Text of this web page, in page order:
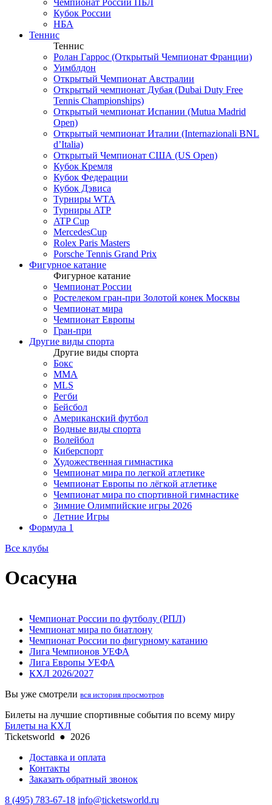
Чемпионат России ПБЛ
Кубок России
НБА
Теннис
Теннис
Ролан Гаррос (Открытый Чемпионат Франции)
Уимблдон
Открытый Чемпионат Австралии
Открытый чемпионат Дубая (Dubai Duty Free
Tennis Championships)
Открытый чемпионат Испании (Mutua Madrid
Open)
Открытый чемпионат Италии (Internazionali BNL
d’Italia)
Открытый Чемпионат США (US Open)
Кубок Кремля
Кубок Федерации
Кубок Дэвиса
Турниры WTA
Турниры ATP
ATP Cup
MercedesCup
Rolex Paris Masters
Porsche Tennis Grand Prix
Фигурное катание
Фигурное катание
Чемпионат России
Ростелеком гран-при Золотой конек Москвы
Чемпионат мира
Чемпионат Европы
Гран-при
Другие виды спорта
Другие виды спорта
Бокс
MMA
MLS
Регби
Бейсбол
Американский футбол
Водные виды спорта
Волейбол
Киберспорт
Художественная гимнастика
Чемпионат мира по легкой атлетике
Чемпионат Европы по лёгкой атлетике
Чемпионат мира по спортивной гимнастике
Зимние Олимпийские игры 2026
Летние Игры
Формула 1
Все клубы
Осасуна
Чемпионат России по футболу (РПЛ)
Чемпионат мира по биатлону
Чемпионат России по фигурному катанию
Лига Чемпионов УЕФА
Лига Европы УЕФА
КХЛ 2026/2027
Вы уже смотрели вся история просмотров
Билеты на лучшие спортивные события по всему миру
Билеты на КХЛ
Ticketsworld ● 2026
Доставка и оплата
Контакты
Заказать обратный звонок
8 (495) 783-67-18 info@ticketsworld.ru